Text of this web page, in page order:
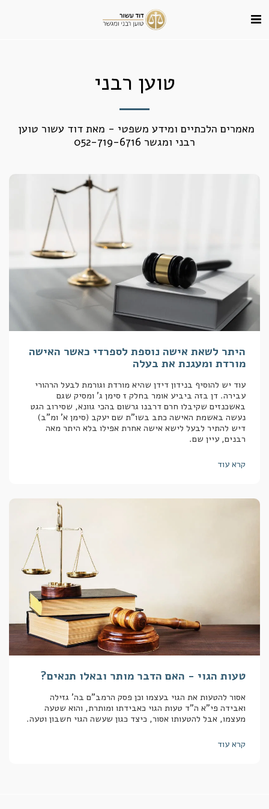
טוען רבני
רבני ומגשר 052-719-6716
היתר לשאת אישה נוספת לספרדי כאשר האישה
מורדת ומעגנת את בעלה
עוד יש להוסיף בנידון דידן שהיא מורדת וגורמת לבעל הרהורי
עבירה. דן בזה ביביע אומר בחלק ז סימן ג' ומסיק שגם
באשכנזים שקיבלו חרם דרבנו גרשום בהכי גוונא, שסירוב הגט
נעשה באשמת האישה כתב בשו"ת שם יעקב (סימן א' ומ"ב)
דיש להתיר לבעל לישא אישה אחרת אפילו בלא היתר מאה
רבנים, עיין שם.
קרא עוד
טעות הגוי - האם הדבר מותר ובאלו תנאים?
אסור להטעות את הגוי בעצמו וכן פסק הרמב"ם בה' גזילה
ואבידה פי"א ה"ד טעות הגוי כאבידתו ומותרת, והוא שטעה
מעצמו, אבל להטעותו אסור, כיצד כגון שעשה הגוי חשבון וטעה.
קרא עוד